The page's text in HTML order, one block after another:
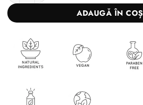
ADAUGĂ ÎN COȘ